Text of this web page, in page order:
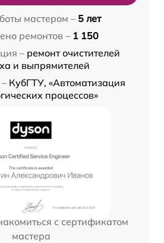
мастером – 5 лет
ремонтов – 1 150
– ремонт очистителей
и выпрямителей
КубГТУ, «Автоматизация
процессов»
с сертификатом
мастера